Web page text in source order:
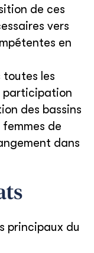
de ces
vers
en
toutes les
participation
des bassins
de
dans
principaux du